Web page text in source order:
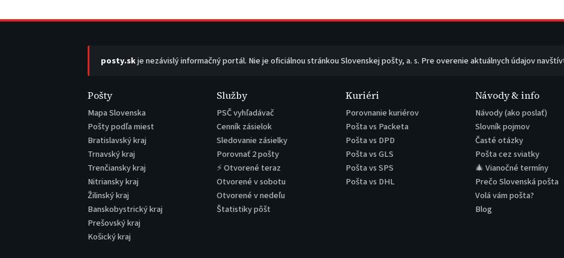
posty.skje nezávislý informačný portál. Nie je oficiálnou stránkou Slovenskej pošty, a. s. Pre overenie aktuálnych údajov
Pošty
Mapa Slovenska
Pošty podľa miest
Bratislavský kraj
Trnavský kraj
Trenčiansky kraj
Nitriansky kraj
Žilinský kraj
Banskobystrický kraj
Prešovský kraj
Košický kraj
Služby
PSČ vyhľadávač
Cenník zásielok
Sledovanie zásielky
Porovnať 2 pošty
⚡ Otvorené teraz
Otvorené v sobotu
Otvorené v nedeľu
Štatistiky pôšt
Kuriéri
Porovnanie kuriérov
Pošta vs Packeta
Pošta vs DPD
Pošta vs GLS
Pošta vs SPS
Pošta vs DHL
Návody & info
Návody (ako poslať)
Slovník pojmov
Časté otázky
Pošta cez sviatky
🎄 Vianočné termíny
Prečo Slovenská pošta
Volá vám pošta?
Blog